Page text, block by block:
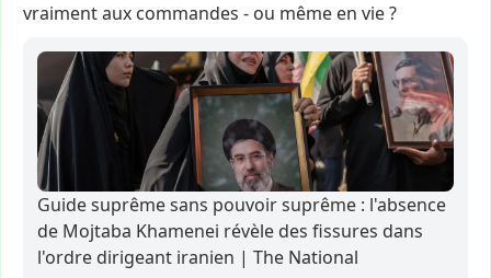
vraimentaux commandes - ou même en vie?
Guide suprême sans pouvoir suprême : l'absence
de Mojtaba Khamenei révèle des fissures dans
l'ordre dirigeant iranien | The National